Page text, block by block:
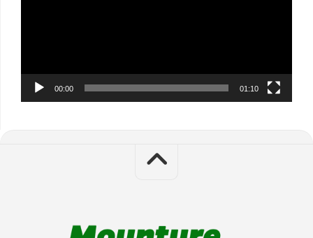
00:00 01:10